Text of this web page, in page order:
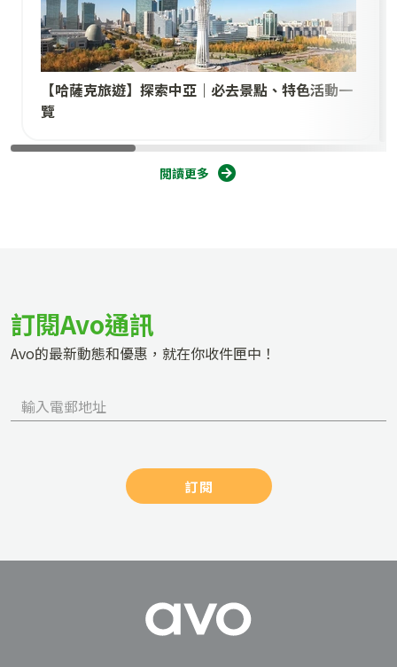
【哈薩克旅遊】探索中亞｜必去景點、特色活動一
覽
閲讀更多
訂閱Avo通訊
Avo的最新動態和優惠，就在你收件匣中！
訂閱